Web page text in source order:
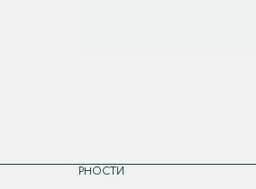
ПО ПОПУЛЯРНОСТИ